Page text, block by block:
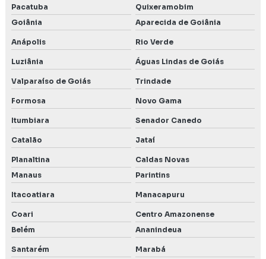
Pacatuba
Quixeramobim
Goiânia
Aparecida de Goiânia
Anápolis Rio Verde
Luziânia Águas Lindas de Goiás
Valparaíso de Goiás Trindade
Formosa Novo Gama
Itumbiara Senador Canedo
Catalão Jataí
Planaltina
Caldas Novas
Manaus
Parintins
Itacoatiara Manacapuru
Coari
Centro Amazonense
Belém
Ananindeua
Santarém Marabá